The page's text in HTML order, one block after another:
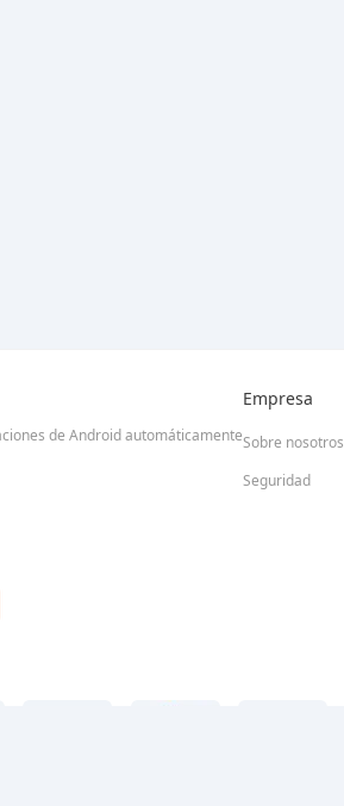
de Android automáticamente
Empresa
Sobre nosotros
Seguridad